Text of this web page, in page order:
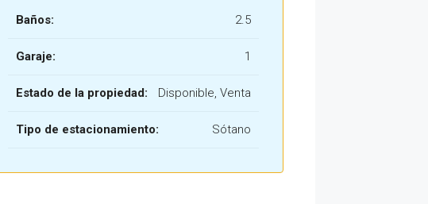
Baños: 2.5
Garaje: 1
Estado de la propiedad: Disponible, Venta
Tipo de estacionamiento: Sótano